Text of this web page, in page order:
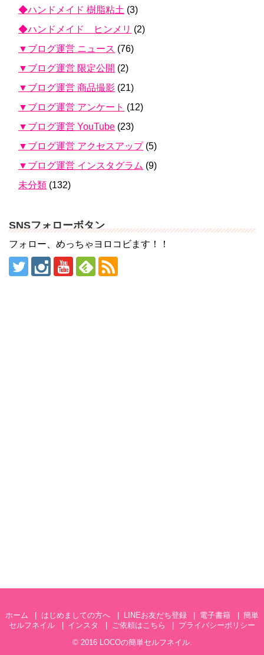
◆ハンドメイド 樹脂粘土 (3)
◆ハンドメイド ヒンメリ (2)
▼ブログ運営 ニュース (76)
▼ブログ運営 限定公開 (2)
▼ブログ運営 商品撮影 (21)
▼ブログ運営 アンケート (12)
▼ブログ運営 YouTube (23)
▼ブログ運営 アクセスアップ(5)
▼ブログ運営 インスタグラム (9)
未分類 (132)
SNSフォローボタン
フォロー、めっちゃヨロコビます！！
ホーム はじめましての方へ LINEお友だち登録 電子書籍
簡単
セルフネイル
インスタ ご依頼はこちら
プライバシーポリシー
© 2016 LOCOの簡単セルフネイル.